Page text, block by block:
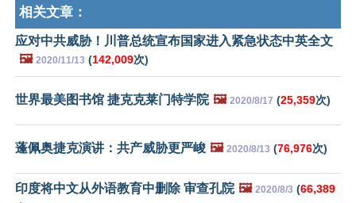
相关文章：
应对中共威胁！川普总统宣布国家进入紧急状态中英全文
🖼️ 2020/11/13 (142,009次)
世界最美图书馆 捷克克莱门特学院 🖼️ 2020/8/17 (25,359次)
蓬佩奥捷克演讲：共产威胁更严峻 🖼️ 2020/8/13 (76,976次)
印度将中文从外语教育中删除 审查孔院 🖼️ 2020/8/3 (66,389